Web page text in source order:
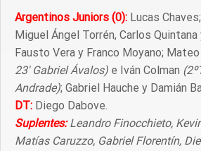
Argentinos Juniors (0): Lucas
Miguel Ángel Torrén, Carlos Quintana
Fausto Vera y Franco Moyano;
23′ Gabriel Ávalos) e Iván Colman
Andrade); Gabriel Hauche y Damián
DT: Diego Dabove.
Suplentes:Leandro Finocchieto,
Matías Caruzzo, Gabriel Florentín,